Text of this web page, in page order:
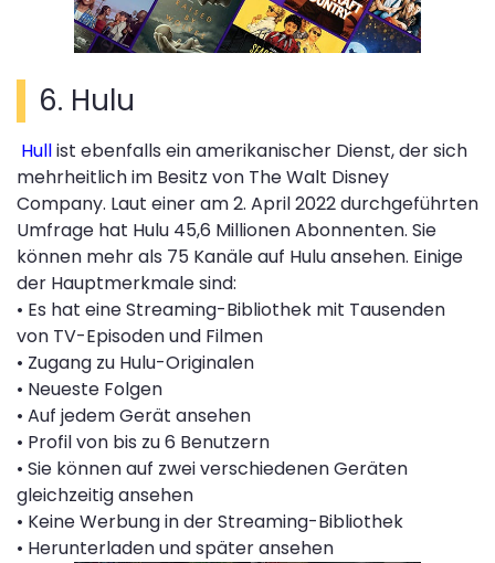
6. Hulu
Hullist ebenfalls ein amerikanischer Dienst, der sich
mehrheitlich im Besitz von The Walt Disney
Company. Laut einer am 2. April 2022 durchgeführten
Umfrage hat Hulu 45,6 Millionen Abonnenten. Sie
können mehr als 75 Kanäle auf Hulu ansehen. Einige
der Hauptmerkmale sind:
• Es hat eine Streaming-Bibliothek mit Tausenden
von TV-Episoden und Filmen
• Zugang zu Hulu-Originalen
• Neueste Folgen
• Auf jedem Gerät ansehen
• Profil von bis zu 6 Benutzern
• Sie können auf zwei verschiedenen Geräten
gleichzeitig ansehen
• Keine Werbung in der Streaming-Bibliothek
• Herunterladen und später ansehen